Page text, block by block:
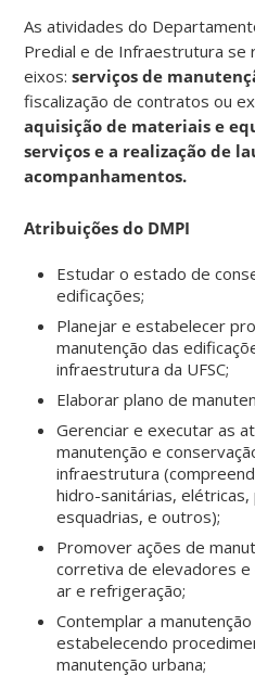
As atividades do
Predial e de Infraestrutura se
eixos:serviços de
fiscalização de contratos ou
aquisição de materiais e
serviços e a realização de
acompanhamentos.
Atribuições do DMPI
Estudar o estado de
edificações;
Planejar e estabelecer
manutenção das
infraestrutura da UFSC;
Elaborar plano de
Gerenciar e executar as
manutenção e
infraestrutura
hidro-sanitárias,
esquadrias, e outros);
Promover ações de
corretiva de elevadores e
ar e refrigeração;
Contemplar a manutenção
estabelecendo
manutenção urbana;